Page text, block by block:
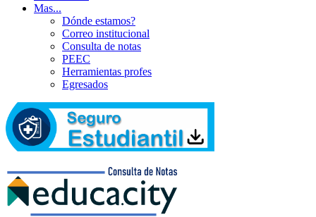
Mas...
Dónde estamos?
Correo institucional
Consulta de notas
PEEC
Herramientas profes
Egresados